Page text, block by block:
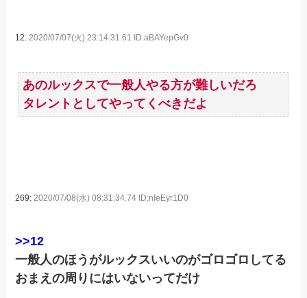
12:2020/07/07(火) 23:14:31.61 ID:aBAYepGv0
あのルックスで一般人やる方が難しいだろ
タレントとしてやってくべきだよ
269:2020/07/08(水) 08:31:34.74 ID:nIeEyr1D0
>>12
一般人のほうがルックスいいのがゴロゴロしてる
おまえの周りにはいないってだけ